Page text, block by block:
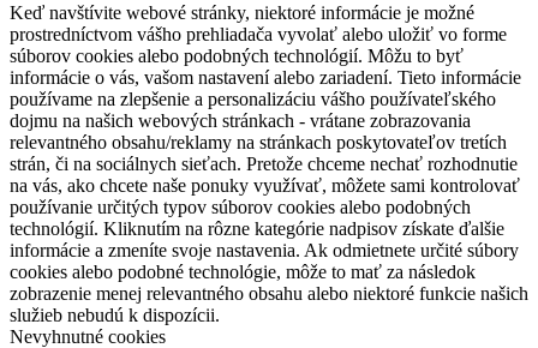
Keď navštívite webové stránky, niektoré informácie je možné
prostredníctvom vášho prehliadača vyvolať alebo uložiť vo forme
súborov cookies alebo podobných technológií. Môžu to byť
informácie o vás, vašom nastavení alebo zariadení. Tieto informácie
používame na zlepšenie a personalizáciu vášho používateľského
dojmu na našich webových stránkach - vrátane zobrazovania
relevantného obsahu/reklamy na stránkach poskytovateľov tretích
strán, či na sociálnych sieťach. Pretože chceme nechať rozhodnutie
na vás, ako chcete naše ponuky využívať, môžete sami kontrolovať
používanie určitých typov súborov cookies alebo podobných
technológií. Kliknutím na rôzne kategórie nadpisov získate ďalšie
informácie a zmeníte svoje nastavenia. Ak odmietnete určité súbory
cookies alebo podobné technológie, môže to mať za následok
zobrazenie menej relevantného obsahu alebo niektoré funkcie našich
služieb nebudú k dispozícii.
Nevyhnutné cookies